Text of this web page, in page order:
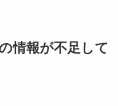
情報が不足して